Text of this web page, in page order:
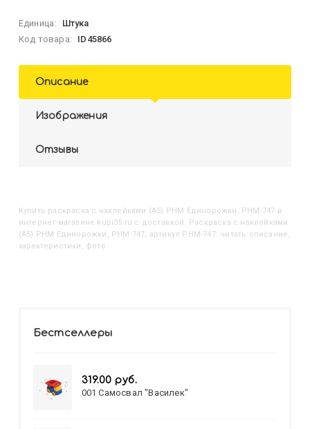
Единица:
Штука
Код товара:
ID45866
Описание
Изображения
Отзывы
Купить Раскраска с наклейками (А5) РНМ Единорожки, РНМ-747 в
интернет-магазине kupi35.ru с доставкой. Раскраска с наклейками
(А5) РНМ Единорожки, РНМ-747, артикул РНМ-747: читать описание,
характеристики, фото
Бестселлеры
319.00 руб.
001 Самосвал "Василек"